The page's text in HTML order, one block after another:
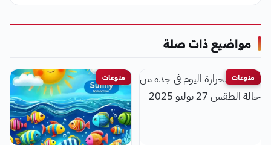
مواضيع ذات صلة
منوعات منوعات